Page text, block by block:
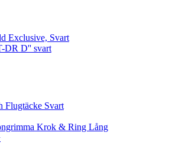
Exclusive, Svart
DR D'' svart
Flugtäcke Svart
Krok & Ring Lång